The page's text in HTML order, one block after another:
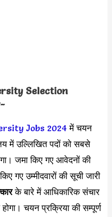
Selection
Jobs 2024 में चयन
में उल्लिखित पदों को सबसे
जमा किए गए आवेदनों की
गए उम्मीदवारों की सूची जारी
के बारे में आधिकारिक संचार
चयन प्रक्रिया की सम्पूर्ण